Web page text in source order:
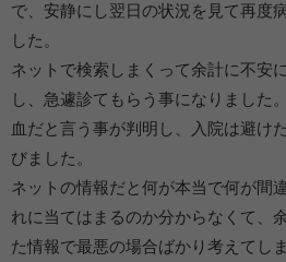
で、安静にし翌日の状況を見て再度
した。
ネットで検索しまくって余計に不安
し、急遽診てもらう事になりました
血だと言う事が判明し、入院は避け
びました。
ネットの情報だと何が本当で何が間
れに当てはまるのか分からなくて、
た情報で最悪の場合ばかり考えてし